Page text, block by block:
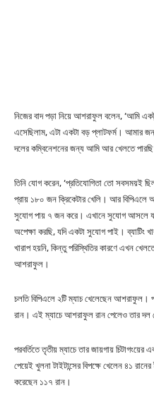
নিজের বাদ পড়া নিয়ে আশরাফুল বলেন, ‘আমি
এসেছিলাম, এটা একটা বড় প্লাটফর্ম। আমার
দলের কম্বিনেশনের জন্য আমি আর খেলতে
তিনি যোগ করেন, ‘প্রতিযোগিতা তো সবসময়ই
প্রায় ১৮০ জন ক্রিকেটার খেলি। আর
সুযোগ পায় ৭ জন করে। এখানে সুযোগ আসলে
অপেক্ষা করছি, যদি একটা সুযোগ পাই। ব্যাটিং
খারাপ হয়নি, কিন্তু পরিস্থিতির কারণে এখন
আশরাফুল।
চলতি বিপিএলে ২টি ম্যাচ খেলেছেন আশরাফুল।
রান। এই ম্যাচে আশরাফুল রান পেলেও তার দল
পরবর্তিতে তৃতীয় ম্যাচে তার জায়গায়
পেয়েই খুলনা টাইটান্সের বিপক্ষে খেলেন ৪১
করেছেন ১১৭ রান।